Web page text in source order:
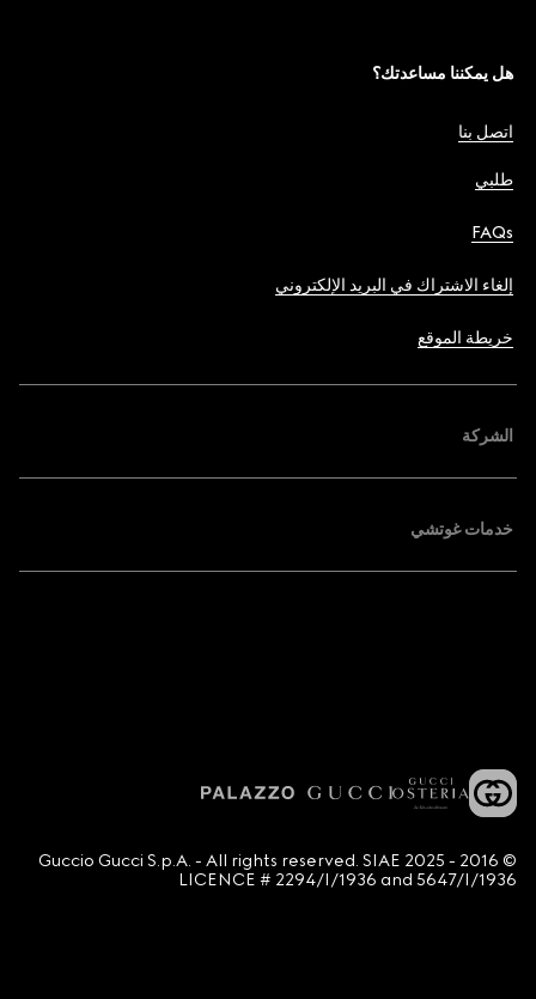
هل يمكننا مساعدتك؟
اتصل بنا
طلبي
FAQs
إلغاء الاشتراك في البريد الإلكتروني
خريطة الموقع
الشركة
خدمات غوتشي
© 2016 - 2025 Guccio Gucci S.p.A. - All rights reserved. SIAE
LICENCE # 2294/I/1936 and 5647/I/1936